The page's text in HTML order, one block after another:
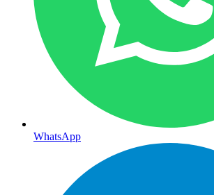
WhatsApp